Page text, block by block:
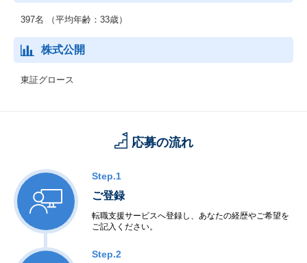
397名 （平均年齢：33歳）
株式公開
東証グロース
応募の流れ
Step.1
ご登録
転職支援サービスへ登録し、あなたの経歴やご希望を
ご記入ください。
Step.2